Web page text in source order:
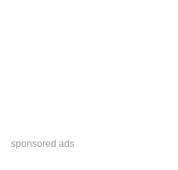
sponsored ads